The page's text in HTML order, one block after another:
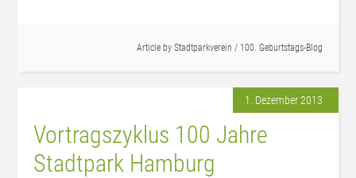
Article by Stadtparkverein / 100. Geburtstags-Blog
1. Dezember 2013
Vortragszyklus 100 Jahre
Stadtpark Hamburg